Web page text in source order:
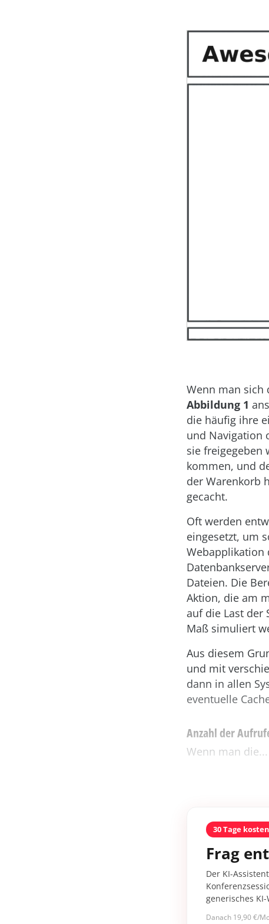
Wenn man sich
Abbildung 1
die häufig ihre
und Navigation
sie freigegeben
kommen, und
der Warenkorb
gecacht.
Oft werden
eingesetzt, um
Webapplikation
Dateien. Die
Aktion, die am
auf die Last der
Maß simuliert
Aus diesem
und mit
dann in allen
eventuelle
Anzahl der
Wenn man die...
30 Tage
Frag
Der KI-
generisches KI-
Danach 19,90 €/